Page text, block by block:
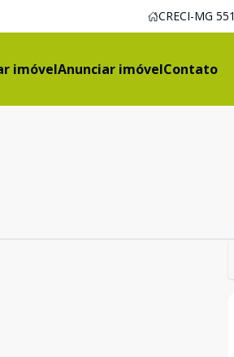
CRECI-MG
imóvelAnunciar imóvelContato